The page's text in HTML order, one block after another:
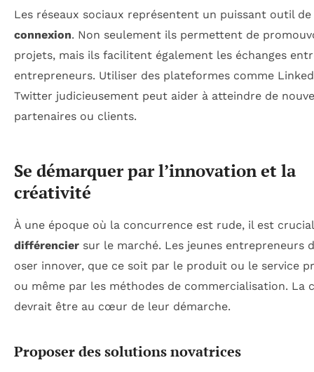
Les réseaux sociaux représentent un puissant outil de
connexion. Non seulement ils permettent de
projets, mais ils facilitent également les échanges
entrepreneurs. Utiliser des plateformes comme
Twitter judicieusement peut aider à atteindre de
partenaires ou clients.
Se démarquer par l’innovation et la
créativité
À une époque où la concurrence est rude, il est
différencier sur le marché. Les jeunes entrepreneurs
oser innover, que ce soit par le produit ou le service
ou même par les méthodes de commercialisation. La
devrait être au cœur de leur démarche.
Proposer des solutions novatrices